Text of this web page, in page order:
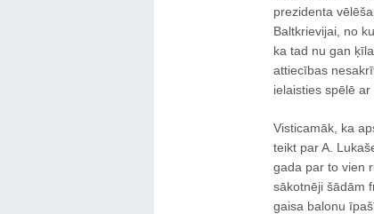
prezidenta
Baltkrievijai, no
ka tad nu gan
attiecības
ielaisties spēlē
Visticamāk, ka
teikt par A.
gada par to vien
sākotnēji šādām
gaisa balonu